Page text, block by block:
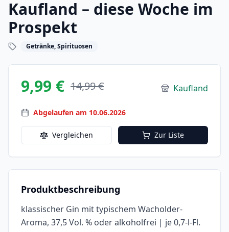
Kaufland – diese Woche im
Prospekt
Getränke, Spirituosen
9,99 € 14,99 € Kaufland
Abgelaufen am 10.06.2026
Vergleichen Zur Liste
Produktbeschreibung
klassischer Gin mit typischem Wacholder-
Aroma, 37,5 Vol. % oder alkoholfrei | je 0,7-l-Fl.